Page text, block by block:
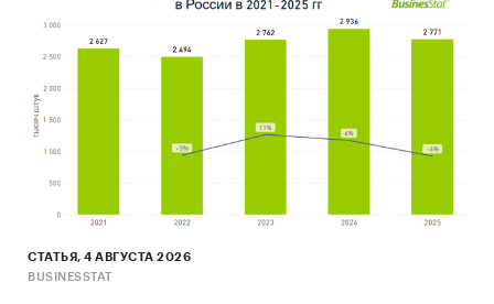
СТАТЬЯ, 4 АВГУСТА 2026
BUSINESSTAT